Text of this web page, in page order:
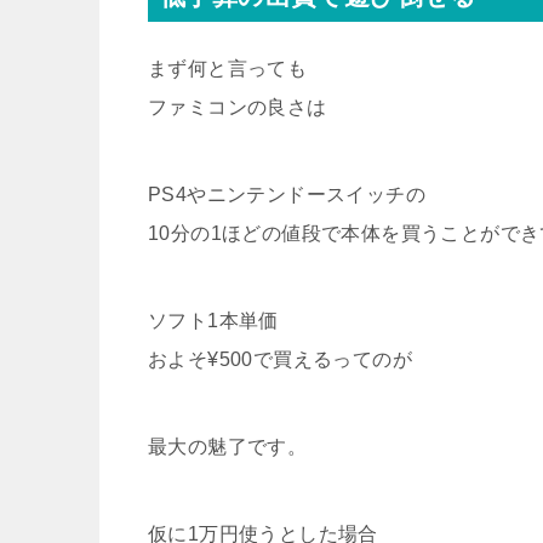
まず何と言っても
ファミコンの良さは
PS4やニンテンドースイッチの
10分の1ほどの値段で本体を買うことがで
ソフト1本単価
およそ¥500で買えるってのが
最大の魅了です。
仮に1万円使うとした場合